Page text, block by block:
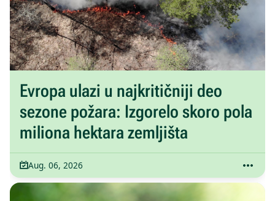
Evropa ulazi u najkritičniji deo
sezone požara: Izgorelo skoro pola
miliona hektara zemljišta
Aug. 06, 2026